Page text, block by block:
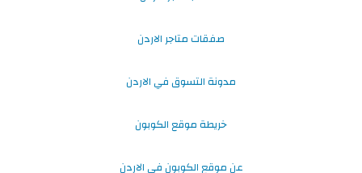
صفقات متاجر الاردن
مدونة التسوق في الاردن
خريطة موقع الكوبون
عن موقع الكوبون في الاردن